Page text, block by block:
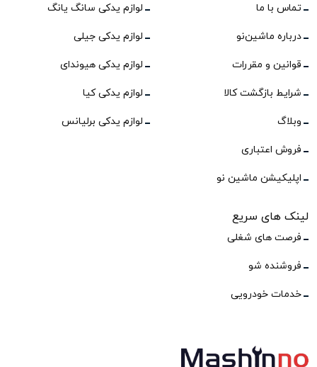
تماس با ما
درباره ماشین‌نو
قوانین و مقررات
شرایط بازگشت کالا
وبلاگ
فروش اعتباری
اپلیکیشن ماشین نو
لوازم یدکی سانگ یانگ
لوازم یدکی جیلی
لوازم یدکی هیوندای
لوازم یدکی کیا
لوازم یدکی برلیانس
لینک های سریع
فرصت های شغلی
فروشنده شو
خدمات خودرویی